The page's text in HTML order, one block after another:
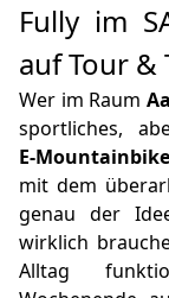
Fully im
auf Tour &
Wer im Raum
sportliches,
mit dem
genau der
wirklich
Alltag